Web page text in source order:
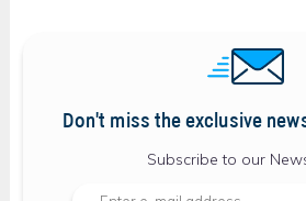
Don't miss the exclusive
Subscribe to our